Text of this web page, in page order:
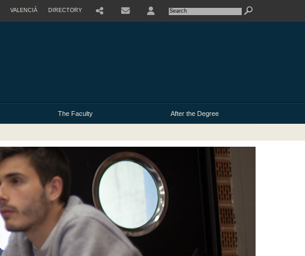
VALENCIÀ DIRECTORY
The Faculty After the Degree